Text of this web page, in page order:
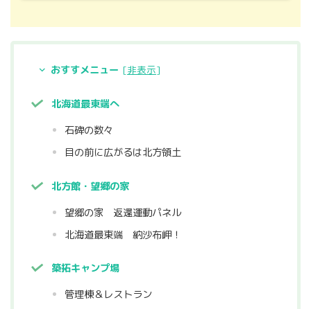
おすすメニュー [非表示]
北海道最東端へ
石碑の数々
目の前に広がるは北方領土
北方館・望郷の家
望郷の家 返還運動パネル
北海道最東端 納沙布岬！
築拓キャンプ場
管理棟＆レストラン